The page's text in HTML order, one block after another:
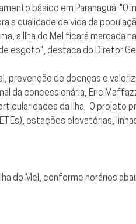
básico em Paranaguá. "O
a qualidade de vida da
a Ilha do Mel ficará marcada
esgoto", destaca do Diretor
prevenção de doenças e
da concessionária, Eric
da Ilha. O projeto
estações elevatórias,
do Mel, conforme horários